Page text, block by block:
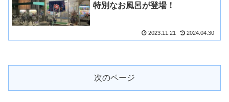
特別なお風呂が登場！
2023.11.21 2024.04.30
次のページ